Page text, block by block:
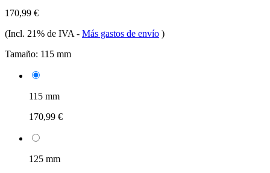
170,99 €
(Incl. 21% de IVA - Más gastos de envío )
Tamaño: 115 mm
115 mm
170,99 €
125 mm